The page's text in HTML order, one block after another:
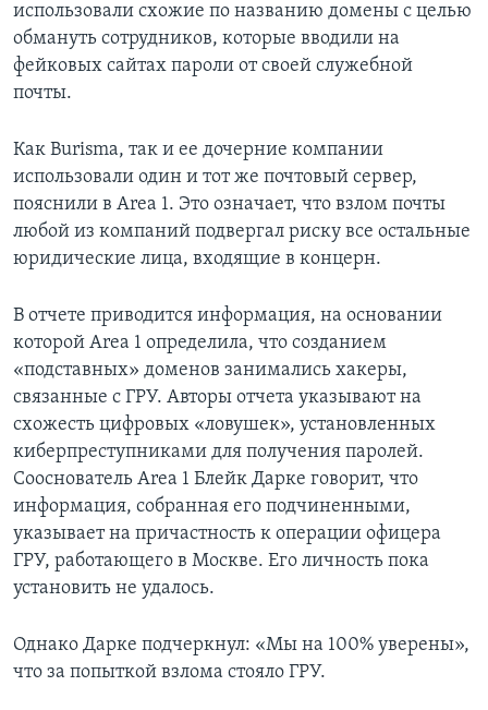
использовали схожие по названию домены с целью
обмануть сотрудников, которые вводили на
фейковых сайтах пароли от своей служебной
почты.
Как Burisma, так и ее дочерние компании
использовали один и тот же почтовый сервер,
пояснили в Area 1. Это означает, что взлом почты
любой из компаний подвергал риску все остальные
юридические лица, входящие в концерн.
В отчете приводится информация, на основании
которой Area 1 определила, что созданием
«подставных» доменов занимались хакеры,
связанные с ГРУ. Авторы отчета указывают на
схожесть цифровых «ловушек», установленных
киберпреступниками для получения паролей.
Сооснователь Area 1 Блейк Дарке говорит, что
информация, собранная его подчиненными,
указывает на причастность к операции офицера
ГРУ, работающего в Москве. Его личность пока
установить не удалось.
Однако Дарке подчеркнул: «Мы на 100% уверены»,
что за попыткой взлома стояло ГРУ.